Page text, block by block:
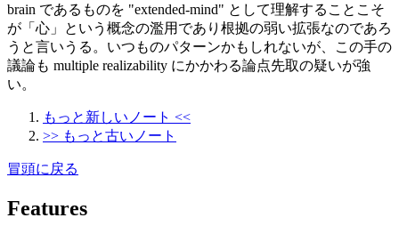
brain であるものを "extended-mind" として理解することこそ
が「心」という概念の濫用であり根拠の弱い拡張なのであろ
うと言いうる。いつものパターンかもしれないが、この手の
議論も multiple realizability にかかわる論点先取の疑いが強
い。
もっと新しいノート <<
>> もっと古いノート
冒頭に戻る
Features